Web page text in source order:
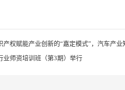
产权赋能产业创新的“嘉定模式”，汽车产
业师资培训班（第3期）举行